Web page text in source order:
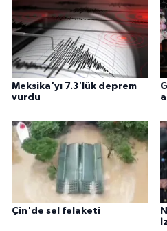
Meksika'yı 7.3'lük deprem
vurdu
Çin'de sel felaketi